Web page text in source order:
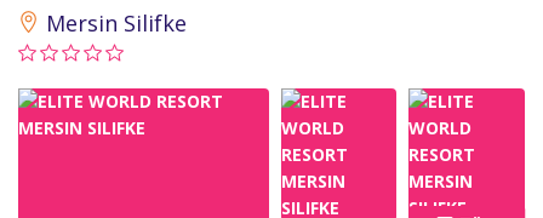
Mersin Silifke